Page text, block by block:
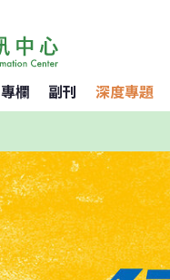
專欄 副刊 深度專題